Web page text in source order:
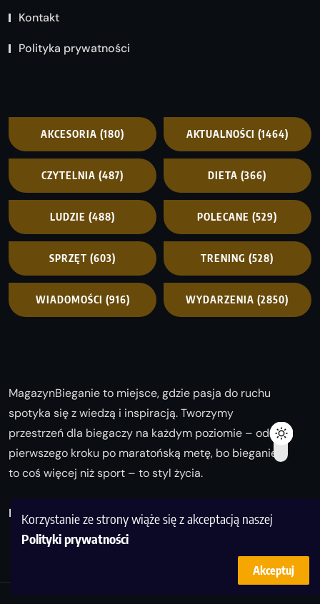
Korzystanie ze strony wiąże się z akceptacją naszej
Polityki prywatności
Akceptuj
Kontakt
Polityka prywatności
AKCESORIA (180) AKTUALNOŚCI (1464)
CZYTELNIA (487) DIETA (366)
LUDZIE (488) POLECANE (529)
SPRZĘT (603) TRENING (528)
WIADOMOŚCI (916) WYDARZENIA (2850)
MagazynBieganie to miejsce, gdzie pasja do ruchu
spotyka się z wiedzą i inspiracją. Tworzymy
przestrzeń dla biegaczy na każdym poziomie – od
pierwszego kroku po maratońską metę, bo bieganie
to coś więcej niż sport – to styl życia.
Biegaj z nami i odkrywaj swoją najlepszą wersję!